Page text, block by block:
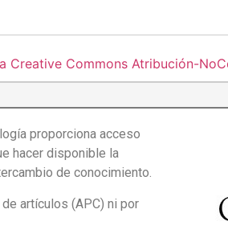
Creative Commons Atribución-
proporciona acceso
hacer disponible la
de conocimiento.
artículos (APC) ni por